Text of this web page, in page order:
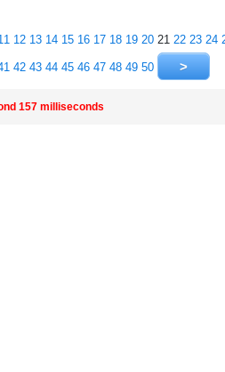
12 13 14 15 16 17 18 19 20 21 22 23 24
42 43 44 45 46 47 48 49 50
157 milliseconds